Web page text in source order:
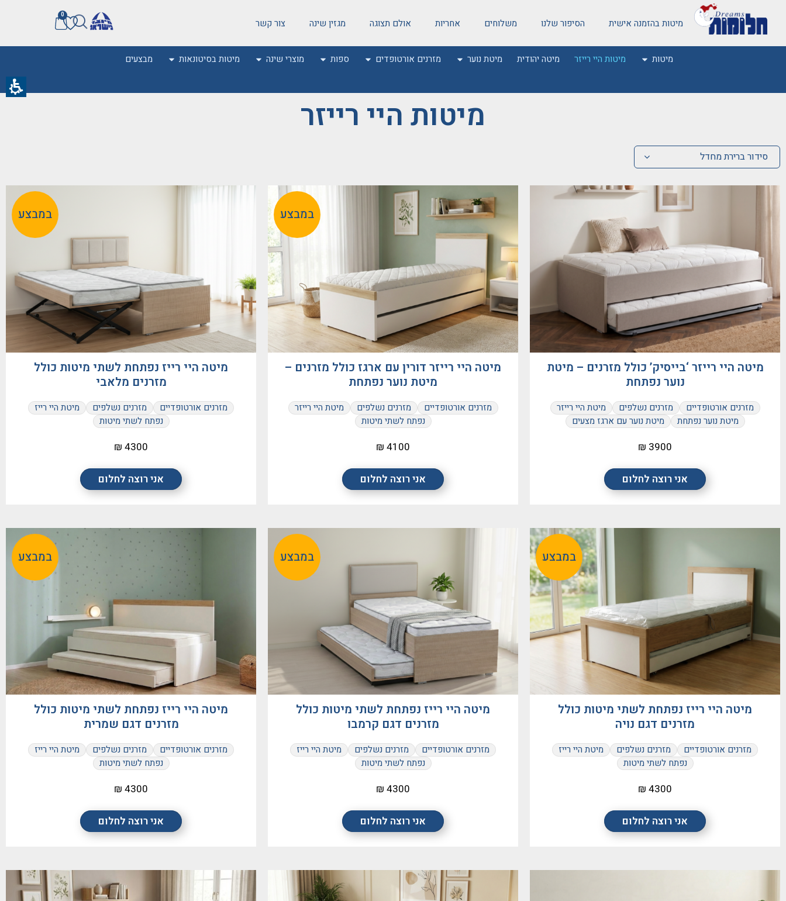
מיטות בהזמנה אישית הסיפור שלנו משלוחים אחריות אולם תצוגה מגזין שינה צור קשר
0
מיטות מיטות היי רייזר מיטה יהודית מיטת נוער מזרנים אורטופדים ספות מוצרי שינה מיטות בסיטונאות מבצעים
מיטות היי רייזר
סידור ברירת מחדל
אני רוצה לחלום
מיטה היי רייזר ‘בייסיק’ כולל מזרנים – מיטת
נוער נפתחת
מזרנים אורטופדיים מזרנים נשלפים
מיטת היי רייזר
מיטת נוער נפתחת
מיטת נוער עם ארגז מצעים
3900 ₪
במבצע
אני רוצה לחלום
מיטה היי רייזר דורין עם ארגז כולל מזרנים –
מיטת נוער נפתחת
מזרנים אורטופדיים מזרנים נשלפים
מיטת היי רייזר
נפתח לשתי מיטות
4100 ₪
במבצע
אני רוצה לחלום
מיטה היי רייז נפתחת לשתי מיטות כולל
מזרנים מלאבי
מזרנים אורטופדיים מזרנים נשלפים
מיטת היי רייז
נפתח לשתי מיטות
4300 ₪
במבצע
אני רוצה לחלום
מיטה היי רייז נפתחת לשתי מיטות כולל
מזרנים דגם נויה
מזרנים אורטופדיים מזרנים נשלפים
מיטת היי רייז
נפתח לשתי מיטות
4300 ₪
במבצע
אני רוצה לחלום
מיטה היי רייז נפתחת לשתי מיטות כולל
מזרנים דגם קרמבו
מזרנים אורטופדיים מזרנים נשלפים
מיטת היי רייז
נפתח לשתי מיטות
4300 ₪
במבצע
אני רוצה לחלום
מיטה היי רייז נפתחת לשתי מיטות כולל
מזרנים דגם שמרית
מזרנים אורטופדיים מזרנים נשלפים
מיטת היי רייז
נפתח לשתי מיטות
4300 ₪